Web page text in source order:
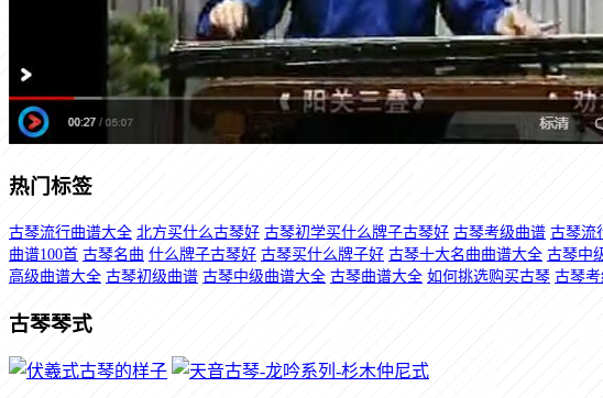
热门标签
古琴流行曲谱大全 北方买什么古琴好 古琴初学买什么牌子古琴好 古琴考级曲谱 古琴流
曲谱100首 古琴名曲 什么牌子古琴好 古琴买什么牌子好 古琴十大名曲曲谱大全 古琴中
高级曲谱大全 古琴初级曲谱 古琴中级曲谱大全 古琴曲谱大全 如何挑选购买古琴 古琴
古琴琴式